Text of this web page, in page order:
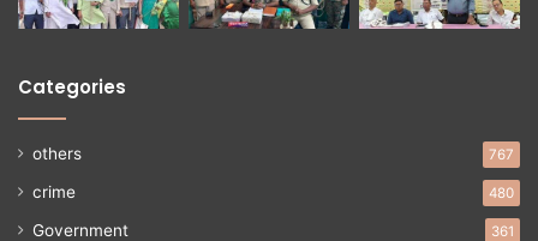
Categories
others 767
crime 480
Government 361